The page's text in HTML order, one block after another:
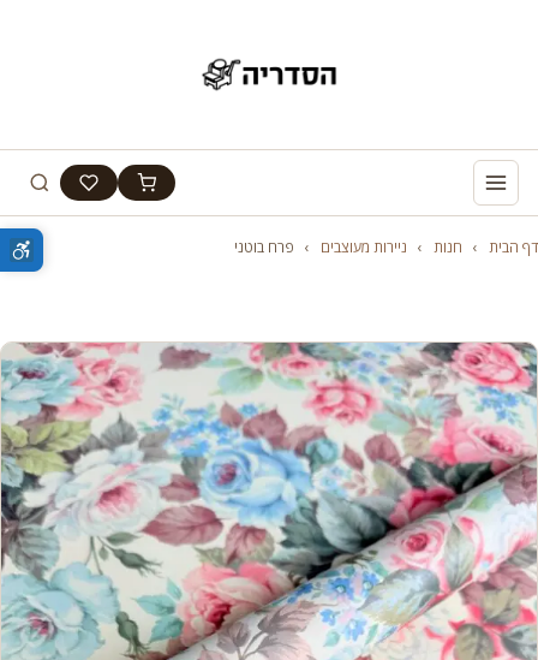
דף הבית › חנות › ניירות מעוצבים › פרח בוטני